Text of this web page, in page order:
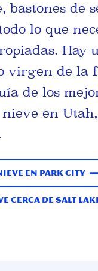
bastones de
lo que
Hay
virgen de la
de los
en
en Park City
cerca de Salt